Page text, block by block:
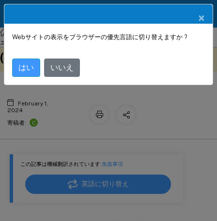
NetScaler Gateway Citrix Gateway 12.1
VPN ユーザーエクスペリ
エンスの設定
この記事は機械翻訳されています.免責事項
英語に切り替え
翻訳されています。
Windows ログオン前に常時接続 VPN
(旧式は常時接続サービス)
February 1,
2024
寄稿者:
C
×
Webサイトの表示をブラウザーの優先言語に切り替えますか ?
はい いいえ